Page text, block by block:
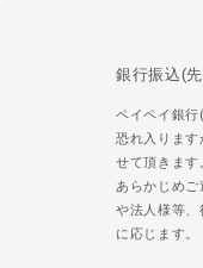
銀行振込(
ペイペイ銀
恐れ入ります
せて頂きます
あらかじめ
や法人様等
に応じます。